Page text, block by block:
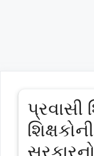
પ્રવાસી